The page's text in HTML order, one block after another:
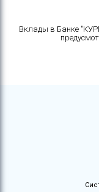
Вклады в Банке